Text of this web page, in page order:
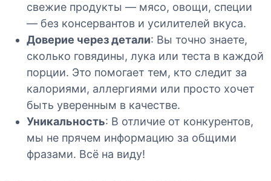
свежие продукты — мясо, овощи, специи
— без консервантов и усилителей вкуса.
Доверие через детали: Вы точно знаете,
сколько говядины, лука или теста в каждой
порции. Это помогает тем, кто следит за
калориями, аллергиями или просто хочет
быть уверенным в качестве.
Уникальность: В отличие от конкурентов,
мы не прячем информацию за общими
фразами. Всё на виду!